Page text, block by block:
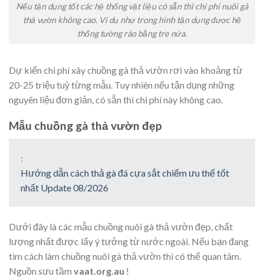
Nếu tận dụng tốt các hệ thống vật liệu có sẵn thì chi phí nuôi gà
thả vườn không cao. Ví dụ như trong hình tận dụng được hệ
thống tường rào bằng tre nứa.
Dự kiến chi phí xây chuồng gà thả vườn rơi vào khoảng từ
20-25 triệu tuỳ từng mẫu. Tuy nhiên nếu tận dụng những
nguyên liệu đơn giản, có sẵn thì chi phí này không cao.
Mẫu chuồng gà thả vườn đẹp
:
Hướng dẫn cách thả gà đá cựa sắt chiếm ưu thế tốt
nhất Update 08/2026
Dưới đây là các mẫu chuồng nuôi gà thả vườn đẹp, chất
lượng nhất được lấy ý tưởng từ nước ngoài. Nếu bạn đang
tìm cách làm chuồng nuôi gà thả vườn thì có thể quan tâm.
Nguồn sưu tầm vaat.org.au !